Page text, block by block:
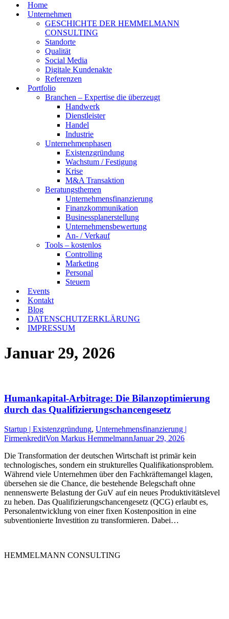
Home
Unternehmen
GESCHICHTE DER HEMMELMANN
CONSULTING
Standorte
Qualität
Social Media
Digitale Kundenakte
Referenzen
Portfolio
Branchen – Expertise die überzeugt
Handwerk
Dienstleister
Handel
Industrie
Unternehmenphasen
Existenzgründung
Wachstum / Festigung
Krise
M&A Transaktion
Beratungsthemen
Unternehmensfinanzierung
Finanzkommunikation
Businessplanerstellung
Unternehmensbewertung
An- / Verkauf
Tools – kostenlos
Controlling
Marketing
Personal
Steuern
Events
Kontakt
Blog
DATENSCHUTZERKLÄRUNG
IMPRESSUM
Januar 29, 2026
Humankapital-Arbitrage: Die Bilanzoptimierung
durch das Qualifizierungschancengesetz
Startup | Existenzgründung, Unternehmensfinanzierung |
FirmenkreditVon Markus HemmelmannJanuar 29, 2026
Die Transformation der deutschen Wirtschaft ist primär kein
technologisches, sondern ein strukturelles Qualifikationsproblem.
Während viele Unternehmen über den Fachkräftemangel klagen,
übersehen sie die Chance, die bestehende Belegschaft ohne
nennenswerte Belastung der GuV auf ein neues Produktivitätslevel
zu heben. Das Qualifizierungschancengesetz (QCG) erlaubt es,
Personalentwicklung von einer fixen Kostenposition in eine
subventionierte Investition zu transformieren. Dabei…
HEMMELMANN CONSULTING